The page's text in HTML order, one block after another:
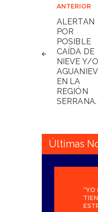
de
entradas
ANTERIOR
ALERTAN
POR
POSIBLE
CAÍDA DE
NIEVE Y/O
EN LA
REGIÓN
SERRANA.
Últimas
“YO